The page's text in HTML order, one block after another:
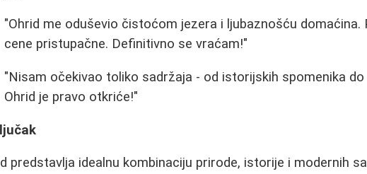
"Ohrid me oduševio čistoćom jezera i ljubaznošću domaćina.
cene pristupačne. Definitivno se vraćam!"
"Nisam očekivao toliko sadržaja - od istorijskih spomenika
Ohrid je pravo otkriće!"
predstavlja idealnu kombinaciju prirode, istorije i modernih